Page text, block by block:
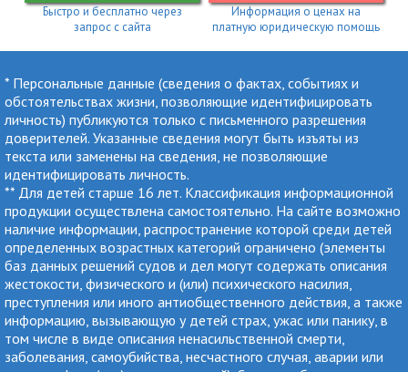
Быстро и бесплатно через
запрос с сайта
Информация о ценах на
платную юридическую помощь
* Персональные данные (сведения о фактах, событиях и
обстоятельствах жизни, позволяющие идентифицировать
личность) публикуются только с письменного разрешения
доверителей. Указанные сведения могут быть изъяты из
текста или заменены на сведения, не позволяющие
идентифицировать личность.
** Для детей старше 16 лет. Классификация информационной
продукции осуществлена самостоятельно. На сайте возможно
наличие информации, распространение которой среди детей
определенных возрастных категорий ограничено (элементы
баз данных решений судов и дел могут содержать описания
жестокости, физического и (или) психического насилия,
преступления или иного антиобщественного действия, а также
информацию, вызывающую у детей страх, ужас или панику, в
том числе в виде описания ненасильственной смерти,
заболевания, самоубийства, несчастного случая, аварии или